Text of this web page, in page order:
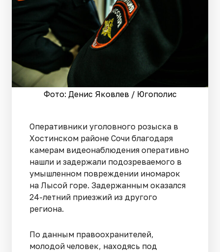
Фото: Денис Яковлев / Югополис
Оперативники уголовного розыска в
Хостинском районе Сочи благодаря
камерам видеонаблюдения оперативно
нашли и задержали подозреваемого в
умышленном повреждении иномарок
на Лысой горе. Задержанным оказался
24-летний приезжий из другого
региона.
По данным правоохранителей,
молодой человек, находясь под